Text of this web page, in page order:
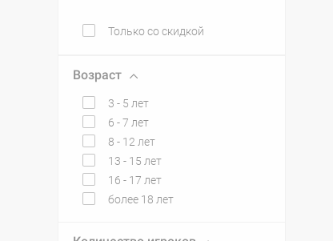
Только со скидкой
Возраст
3 - 5 лет
6 - 7 лет
8 - 12 лет
13 - 15 лет
16 - 17 лет
более 18 лет